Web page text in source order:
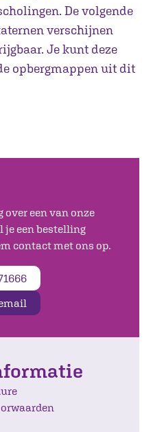
De volgende
verschijnen
Je kunt deze
opbergmappen uit dit
over een van onze
je een bestelling
contact met ons op.